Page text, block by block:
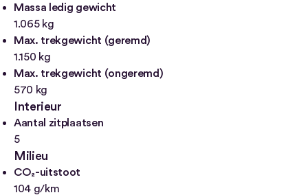
Massa ledig gewicht
1.065 kg
Max. trekgewicht (geremd)
1.150 kg
Max. trekgewicht (ongeremd)
570 kg
Interieur
Aantal zitplaatsen
5
Milieu
CO₂-uitstoot
104 g/km